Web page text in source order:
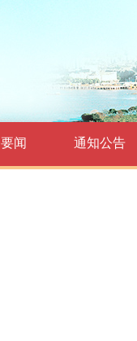
闻 通知公告